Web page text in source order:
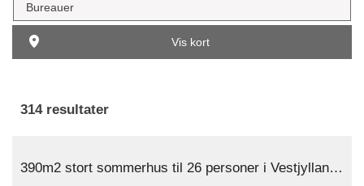
Bureauer
Vis kort
314 resultater
390m2 stort sommerhus til 26 personer i Vestjylland nær Søndervig